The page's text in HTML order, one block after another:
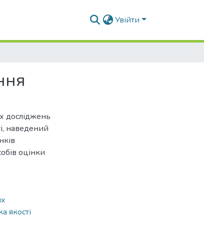
Увійти
досліджень
наведений
оцінки
якості